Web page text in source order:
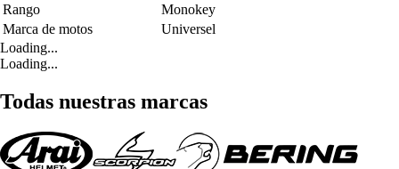
Rango
Monokey
Marca de motos
Universel
Loading...
Loading...
Todas nuestras marcas